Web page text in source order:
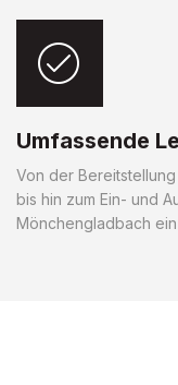
Umfassende
Von der
bis hin zum Ein- und
Mönchengladbach